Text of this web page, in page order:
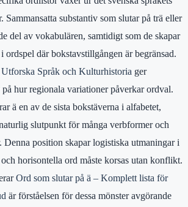
substantiv som slutar på trä eller
del av vokabulären, samtidigt som de skapar
ordspel där bokstavstillgången är begränsad.
Språk och Kulturhistoria ger
hur regionala variationer påverkar ordval.
ä en av de sista bokstäverna i alfabetet,
slutpunkt för många verbformer och
Denna position skapar logistiska utmaningar i
horisontella ord måste korsas utan konflikt.
Ord som slutar på ä – Komplett lista för
är förståelsen för dessa mönster avgörande